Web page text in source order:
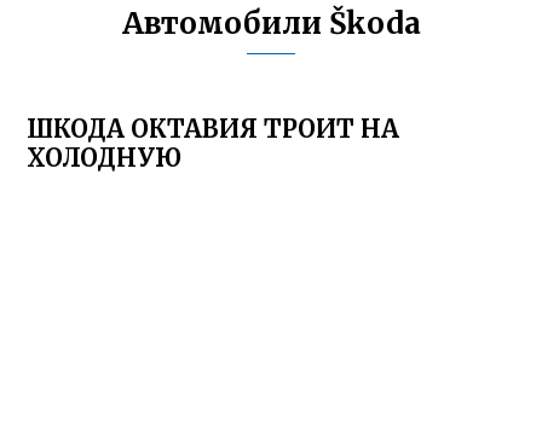
Автомобили Škoda
ШКОДА ОКТАВИЯ ТРОИТ НА
ХОЛОДНУЮ